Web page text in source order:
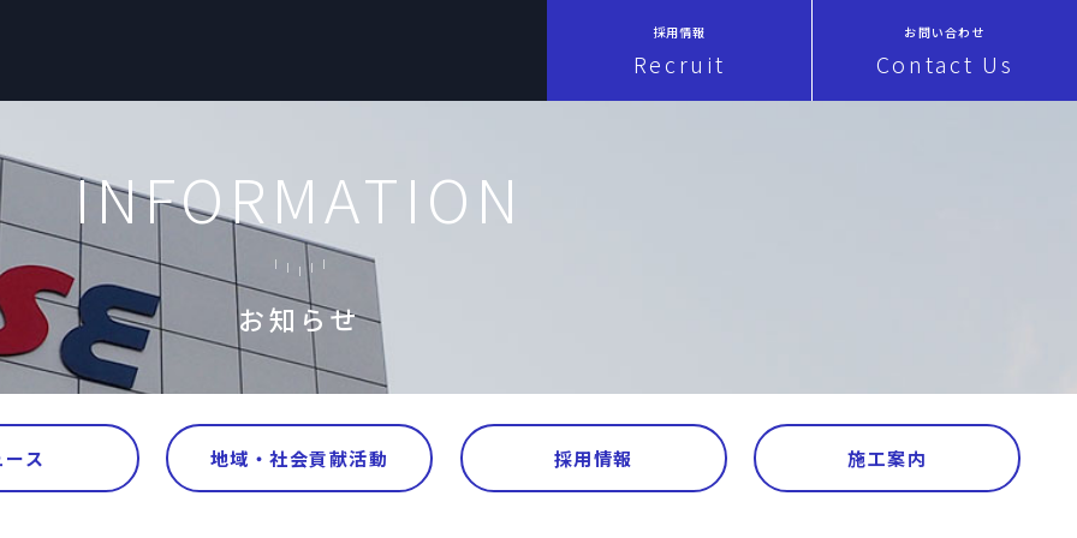
採用情報
Recruit
お問い合わせ
Contact Us
INFORMATION
お知らせ
ス 地域・社会貢献活動 採用情報 施工案内